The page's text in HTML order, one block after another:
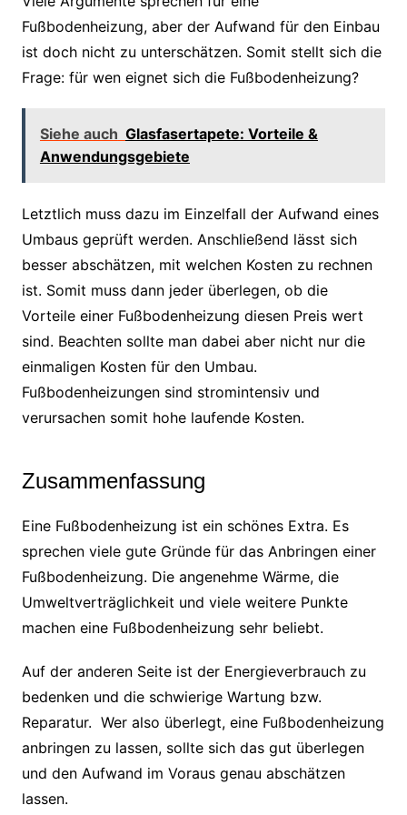
Fußbodenheizung, aber der Aufwand für den Einbau
ist doch nicht zu unterschätzen. Somit stellt sich die
Frage: für wen eignet sich die Fußbodenheizung?
Siehe auch Glasfasertapete: Vorteile &
Anwendungsgebiete
Letztlich muss dazu im Einzelfall der Aufwand eines
Umbaus geprüft werden. Anschließend lässt sich
besser abschätzen, mit welchen Kosten zu rechnen
ist. Somit muss dann jeder überlegen, ob die
Vorteile einer Fußbodenheizung diesen Preis wert
sind. Beachten sollte man dabei aber nicht nur die
einmaligen Kosten für den Umbau.
Fußbodenheizungen sind stromintensiv und
verursachen somit hohe laufende Kosten.
Zusammenfassung
Eine Fußbodenheizung ist ein schönes Extra. Es
sprechen viele gute Gründe für das Anbringen einer
Fußbodenheizung. Die angenehme Wärme, die
Umweltverträglichkeit und viele weitere Punkte
machen eine Fußbodenheizung sehr beliebt.
Auf der anderen Seite ist der Energieverbrauch zu
bedenken und die schwierige Wartung bzw.
Reparatur. Wer also überlegt, eine Fußbodenheizung
anbringen zu lassen, sollte sich das gut überlegen
und den Aufwand im Voraus genau abschätzen
lassen.